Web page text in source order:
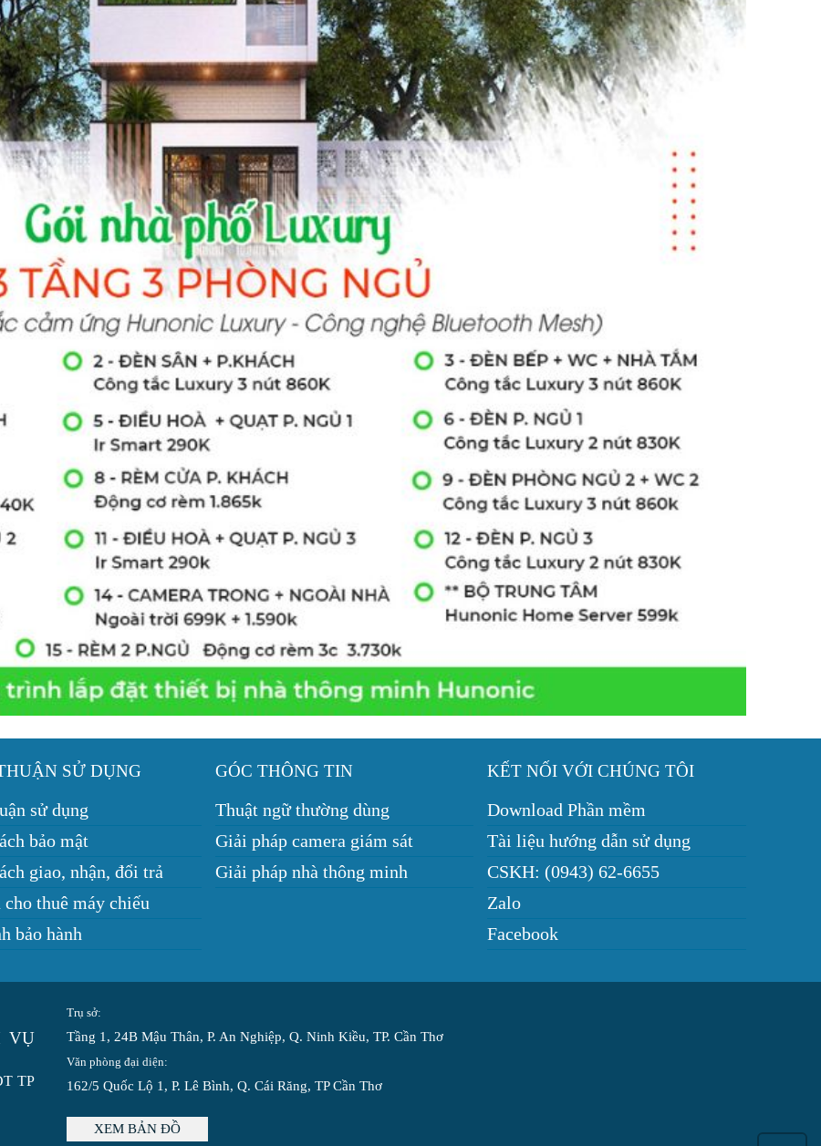
SỬ DỤNG
sử dụng
bảo mật
giao, nhận, đổi trả
thuê máy chiếu
bảo hành
GÓC THÔNG TIN
Thuật ngữ thường dùng
Giải pháp camera giám sát
Giải pháp nhà thông minh
KẾT NỐI VỚI CHÚNG TÔI
Download Phần mềm
Tài liệu hướng dẫn sử dụng
CSKH: (0943) 62-6655
Zalo
Facebook
VỤ
TP
Trụ sở:
Tầng 1, 24B Mậu Thân, P. An Nghiệp, Q. Ninh Kiều, TP. Cần Thơ
Văn phòng đại diện:
162/5 Quốc Lộ 1, P. Lê Bình, Q. Cái Răng, TP Cần Thơ
XEM BẢN ĐỒ